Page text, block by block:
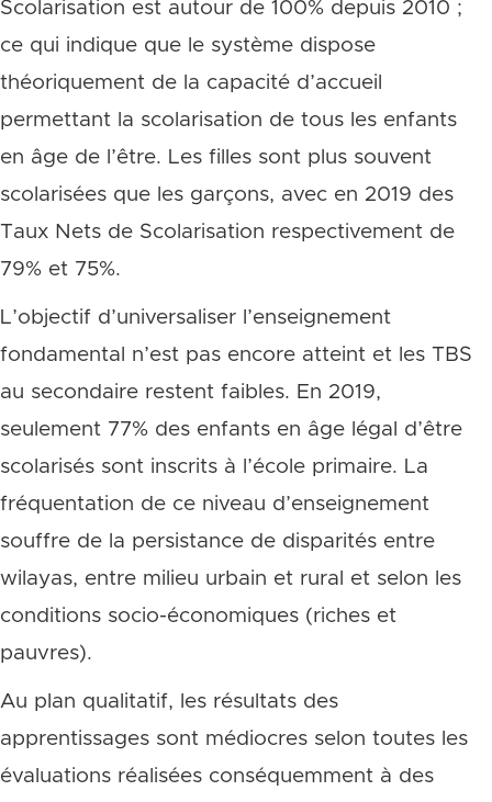
Scolarisation est autour de 100% depuis 2010 ;
ce qui indique que le système dispose
théoriquement de la capacité d’accueil
permettant la scolarisation de tous les enfants
en âge de l’être. Les filles sont plus souvent
scolarisées que les garçons, avec en 2019 des
Taux Nets de Scolarisation respectivement de
79% et 75%.
L’objectif d’universaliser l’enseignement
fondamental n’est pas encore atteint et les TBS
au secondaire restent faibles. En 2019,
seulement 77% des enfants en âge légal d’être
scolarisés sont inscrits à l’école primaire. La
fréquentation de ce niveau d’enseignement
souffre de la persistance de disparités entre
wilayas, entre milieu urbain et rural et selon les
conditions socio-économiques (riches et
pauvres).
Au plan qualitatif, les résultats des
apprentissages sont médiocres selon toutes les
évaluations réalisées conséquemment à des